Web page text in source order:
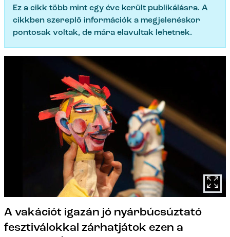
Ez a cikk több mint egy éve került publikálásra. A
cikkben szereplő információk a megjelenéskor
pontosak voltak, de mára elavultak lehetnek.
A vakációt igazán jó nyárbúcsúztató
fesztiválokkal zárhatjátok ezen a